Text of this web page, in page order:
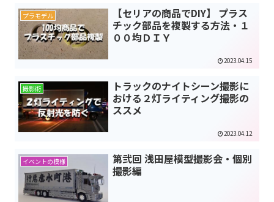
プラモデル
【セリアの商品でDIY】 プラス
チック部品を複製する方法・１
００均ＤＩＹ
2023.04.15
撮影術
トラックのナイトシーン撮影に
おける２灯ライティング撮影の
ススメ
2023.04.12
イベントの模様
第弐回 浅田屋模型撮影会・個別
撮影編